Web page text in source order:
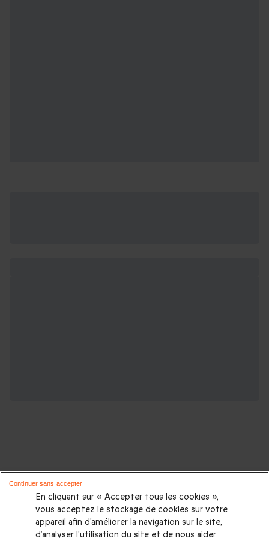
D'autres idées de cadeaux pour vos
proches :
Cadeaux d'anniversaire|Cadeaux femme|Cadeaux homme
En cliquant sur « Accepter tous les cookies »,
vous acceptez le stockage de cookies sur votre
appareil afin d’améliorer la navigation sur le site,
d’analyser l'utilisation du site et de nous aider
Continuer sans accepter